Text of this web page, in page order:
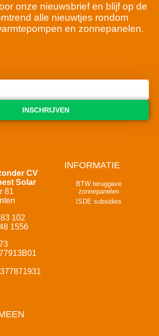
onze nieuwsbrief en blijf op de
alle nieuwtjes rondom
en zonnepanelen.
INSCHRIJVEN
CV
Solar
81
102
1556
INFORMATIE
BTW teruggave
zonnepanelen
ISDE subsidies